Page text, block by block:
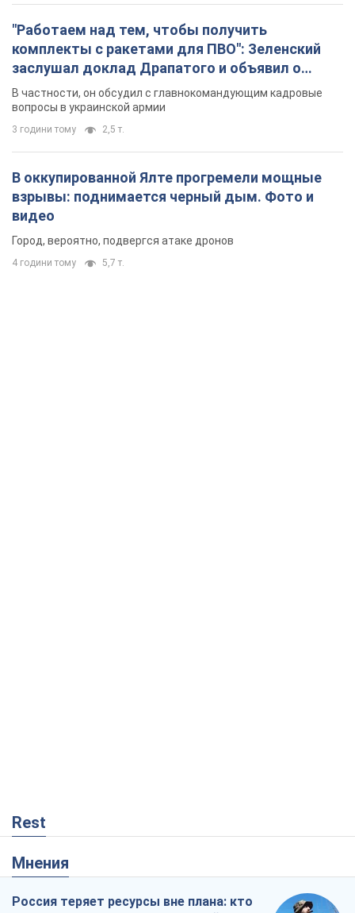
"Работаем над тем, чтобы получить
комплекты с ракетами для ПВО": Зеленский
заслушал доклад Драпатого и объявил о
новых мерах
В частности, он обсудил с главнокомандующим кадровые
вопросы в украинской армии
3 години тому 2,5 т.
В оккупированной Ялте прогремели мощные
взрывы: поднимается черный дым. Фото и
видео
Город, вероятно, подвергся атаке дронов
4 години тому 5,7 т.
Rest
Мнения
Россия теряет ресурсы вне плана: кто